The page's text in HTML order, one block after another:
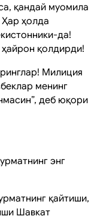
қандай муомила
ҳолда
да!
қолдирди!
Милиция
менинг
деб юқори
энг
қайтиши,
Шавкат